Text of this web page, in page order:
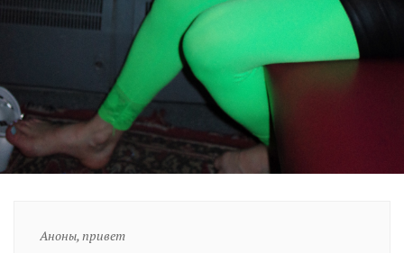
Аноны, привет